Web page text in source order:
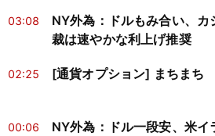
03:08
NY外為：ドルもみ合い、
裁は速やかな利上げ推奨
02:25 [通貨オプション] まちまち
00:06
NY外為：ドル一段安、米